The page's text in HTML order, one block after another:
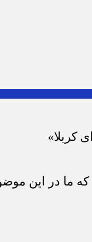
کربلا»
ما در این